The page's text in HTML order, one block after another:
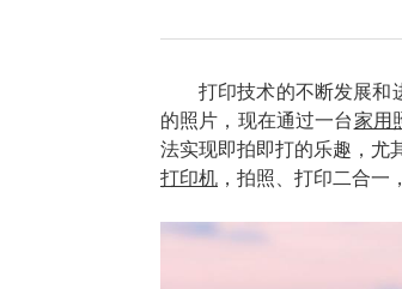
打印技术的不断发展和
的照片，现在通过一台家用
法实现即拍即打的乐趣，尤
打印机 ，拍照、打印二合一